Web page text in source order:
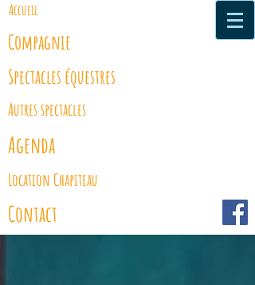
Accueil
Compagnie
Spectacles équestres
Autres spectacles
Agenda
Location Chapiteau
Contact